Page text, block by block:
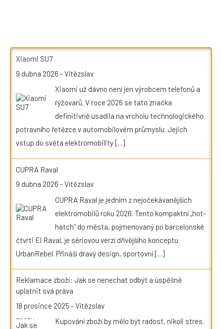
Xiaomi SU7
9 dubna 2026 -Vítězslav
Xiaomi už dávno není jen výrobcem telefonů a
rýžovarů. V roce 2026 se tato značka
definitivně usadila na vrcholu technologického
potravního řetězce v automobilovém průmyslu. Jejich
vstup do světa elektromobility[...]
CUPRA Raval
9 dubna 2026 -Vítězslav
CUPRA Raval je jedním z nejočekávanějších
elektromobilů roku 2026. Tento kompaktní „hot-
hatch“ do města, pojmenovaný po barcelonské
čtvrti El Raval, je sériovou verzí dřívějšího konceptu
UrbanRebel. Přináší dravý design, sportovní[...]
Reklamace zboží: Jak se nenechat odbýt a úspěšně
uplatnit svá práva
18 prosince 2025 -Vítězslav
Kupování zboží by mělo být radost, nikoli stres.